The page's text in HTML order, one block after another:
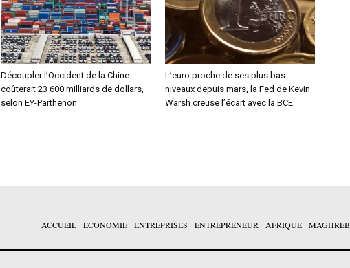
Découpler l’Occident de la Chine
coûterait 23 600 milliards de dollars,
selon EY-Parthenon
L’euro proche de ses plus bas
niveaux depuis mars, la Fed de Kevin
Warsh creuse l’écart avec la BCE
ACCUEIL ECONOMIE ENTREPRISES ENTREPRENEUR AFRIQUE MAGHREB